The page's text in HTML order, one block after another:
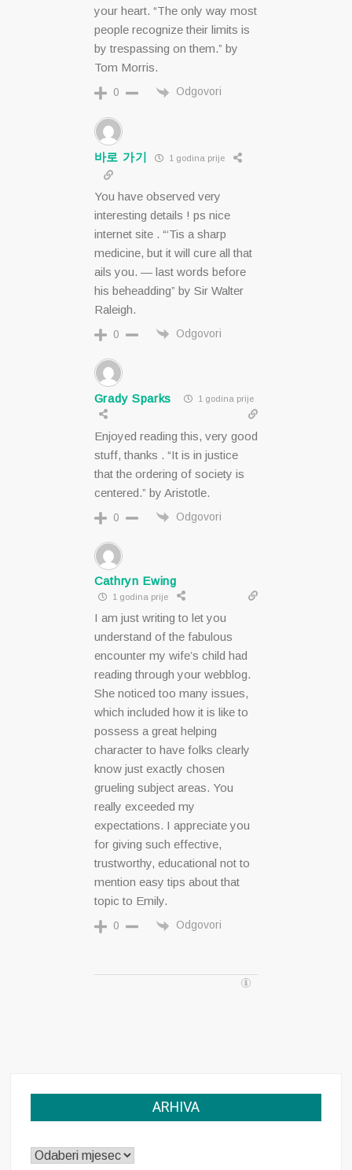
your heart. “The only way most
people recognize their limits is
by trespassing on them.” by
Tom Morris.
0 Odgovori
바로 가기 1 godina prije
You have observed very
interesting details ! ps nice
internet site . “‘Tis a sharp
medicine, but it will cure all that
ails you. — last words before
his beheadding” by Sir Walter
Raleigh.
0 Odgovori
Grady Sparks 1 godina prije
Enjoyed reading this, very good
stuff, thanks . “It is in justice
that the ordering of society is
centered.” by Aristotle.
0 Odgovori
Cathryn Ewing
1 godina prije
I am just writing to let you
understand of the fabulous
encounter my wife’s child had
reading through your webblog.
She noticed too many issues,
which included how it is like to
possess a great helping
character to have folks clearly
know just exactly chosen
grueling subject areas. You
really exceeded my
expectations. I appreciate you
for giving such effective,
trustworthy, educational not to
mention easy tips about that
topic to Emily.
0 Odgovori
ARHIVA
ARHIVA